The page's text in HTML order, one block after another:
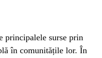
principalele surse prin
în comunitățile lor. În